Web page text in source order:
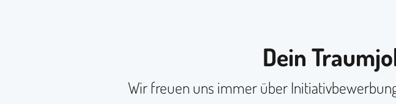
Dein
Wir freuen uns immer über